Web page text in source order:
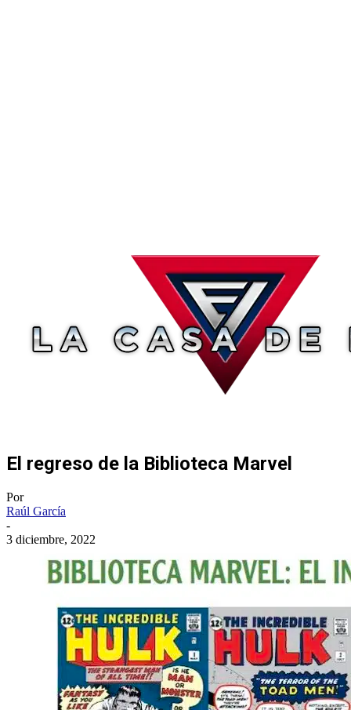
El regreso de la Biblioteca Marvel
Por
Raúl García
-
3 diciembre, 2022